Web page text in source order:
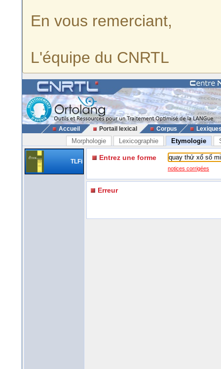
En vous remerciant,
L'équipe du CNRTL
Accueil Portail lexical Corpus
Morphologie Lexicographie Etymologie
TLFi Entrez une forme
notices corrigées
Erreur